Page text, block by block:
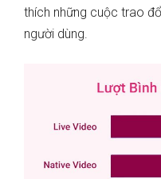
thích những cuộc trao
người dùng.